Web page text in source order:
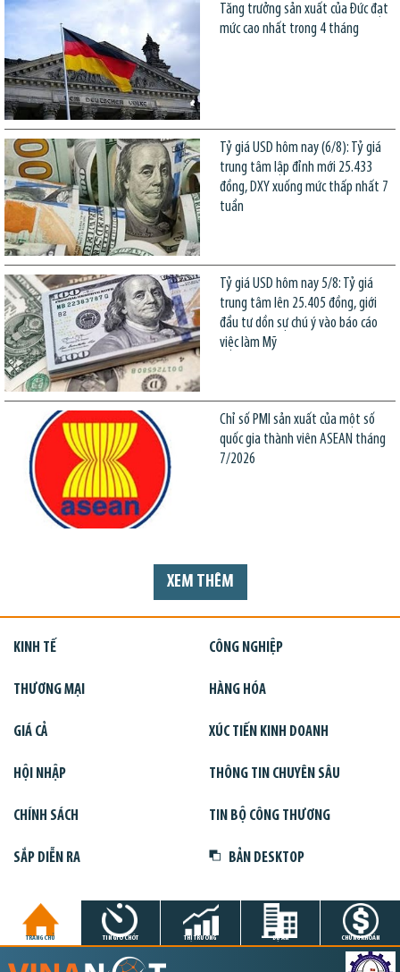
Tăng trưởng sản xuất của Đức đạt
mức cao nhất trong 4 tháng
Tỷ giá USD hôm nay (6/8): Tỷ giá
trung tâm lập đỉnh mới 25.433
đồng, DXY xuống mức thấp nhất 7
tuần
Tỷ giá USD hôm nay 5/8: Tỷ giá
trung tâm lên 25.405 đồng, giới
đầu tư dồn sự chú ý vào báo cáo
việc làm Mỹ
Chỉ số PMI sản xuất của một số
quốc gia thành viên ASEAN tháng
7/2026
XEM THÊM
KINH TẾ CÔNG NGHIỆP
THƯƠNG MẠI HÀNG HÓA
GIÁ CẢ XÚC TIẾN KINH DOANH
HỘI NHẬP THÔNG TIN CHUYÊN SÂU
CHÍNH SÁCH TIN BỘ CÔNG THƯƠNG
SẮP DIỄN RA BẢN DESKTOP
TRANG CHỦ TIN GIỜ CHÓT THỊ TRƯỜNG DỰ ÁN CHỨNG KHOÁN